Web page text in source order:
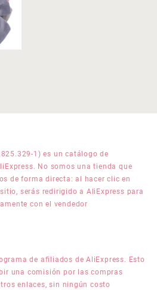
1) es un catálogo de
No somos una tienda que
de forma directa: al hacer clic en
serás redirigido a AliExpress para
con el vendedor
de afiliados de AliExpress. Esto
una comisión por las compras
enlaces, sin ningún costo